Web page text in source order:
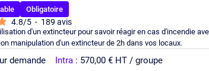
Obligatoire
4.8/5 - 189 avis
d'un extincteur pour savoir réagir en cas d'incendie
manipulation d'un extincteur de 2h dans vos locaux.
demande Intra : 570,00 € HT / groupe